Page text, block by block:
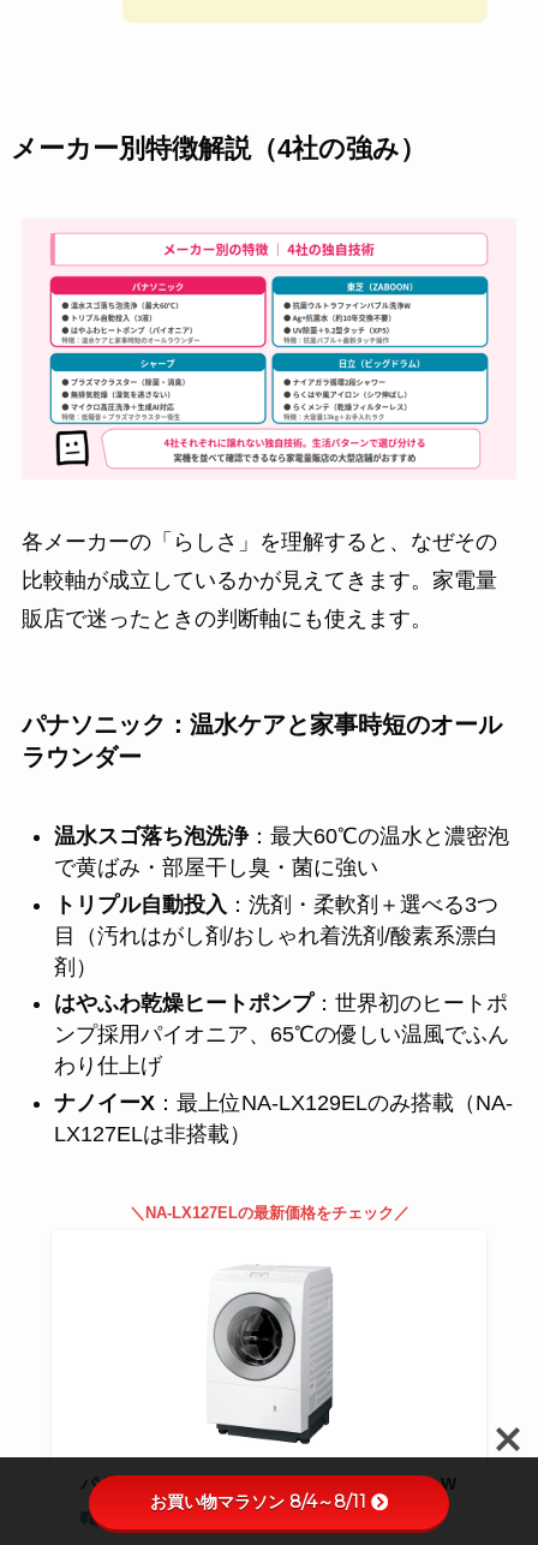
メーカー別特徴解説（4社の強み）
各メーカーの「らしさ」を理解すると、なぜその
比較軸が成立しているかが見えてきます。家電量
販店で迷ったときの判断軸にも使えます。
パナソニック：温水ケアと家事時短のオール
ラウンダー
温水スゴ落ち泡洗浄：最大60℃の温水と濃密泡
で黄ばみ・部屋干し臭・菌に強い
トリプル自動投入 ：洗剤・柔軟剤＋選べる3つ
目（汚れはがし剤/おしゃれ着洗剤/酸素系漂白
剤）
はやふわ乾燥ヒートポンプ：世界初のヒートポ
ンプ採用パイオニア、65℃の優しい温風でふん
わり仕上げ
ナノイーX：最上位NA-LX129ELのみ搭載（NA-
LX127ELは非搭載）
＼NA-LX127ELの最新価格をチェック／
パナソニックドラム式洗濯乾燥機NA-LX127EL-W
お買い物マラソン 8/4～8/11